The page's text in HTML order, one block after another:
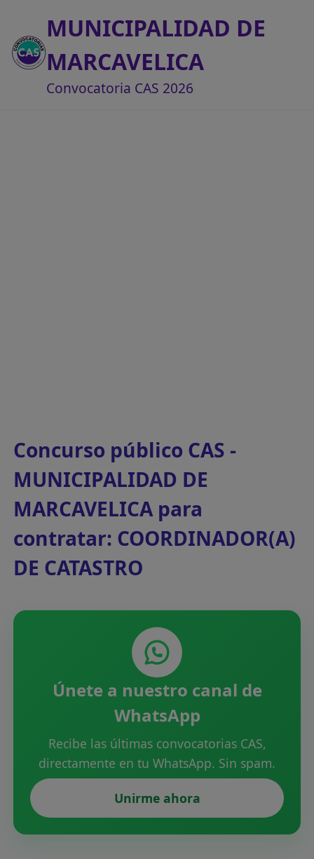
MUNICIPALIDAD DE
MARCAVELICA
Convocatoria CAS 2026
Concurso público CAS -
MUNICIPALIDAD DE
MARCAVELICA para
contratar: COORDINADOR(A)
DE CATASTRO
Únete a nuestro canal de
WhatsApp
Recibe las últimas convocatorias CAS,
directamente en tu WhatsApp. Sin spam.
Unirme ahora